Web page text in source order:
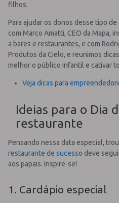
filhos.
Para ajudar os donos desse tipo
com Marco Amatti, CEO da Mapa,
a bares e restaurantes, e com
Produtos da Cielo, e reunimos
melhor o público infantil e cativar
Veja dicas para
Ideias para o Dia
restaurante
Pensando nessa data especial,
restaurante de sucesso deve
aos papais. Inspire-se!
1. Cardápio especial